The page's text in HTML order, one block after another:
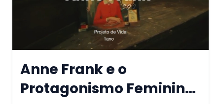
Anne Frank e o
Protagonismo Feminino: